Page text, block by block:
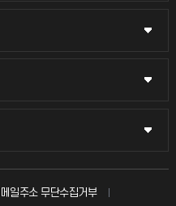
일주소 무단수집거부